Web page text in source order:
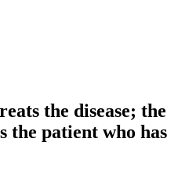
the disease; the
the patient who has